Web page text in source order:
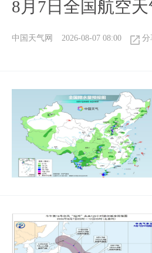
8月7日全国航空
中国天气网 2026-08-07 08:00 分